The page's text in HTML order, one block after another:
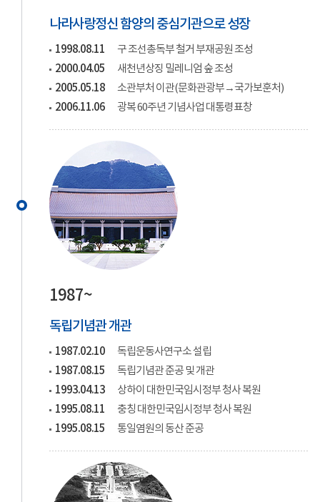
나라사랑정신 함양의 중심기관으로 성장
1998.08.11
구 조선총독부 철거 부재공원 조성
2000.04.05
새천년상징 밀레니엄 숲 조성
2005.05.18
소관부처 이관(문화관광부→국가보훈처)
2006.11.06
광복 60주년 기념사업 대통령표창
1987~
독립기념관 개관
1987.02.10
독립운동사연구소 설립
1987.08.15
독립기념관 준공 및 개관
1993.04.13
상하이 대한민국임시정부 청사 복원
1995.08.11
충칭 대한민국임시정부 청사 복원
1995.08.15
통일염원의 동산 준공